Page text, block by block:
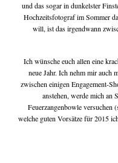
und das sogar in dunkelster
Hochzeitsfotograf im Sommer
will, ist das irgendwann
Ich wünsche euch allen eine
neue Jahr. Ich nehm mir auch
zwischen einigen Engagement-
anstehen, werde mich an
Feuerzangenbowle versuchen
welche guten Vorsätze für 2015